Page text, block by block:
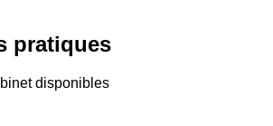
pratiques
disponibles